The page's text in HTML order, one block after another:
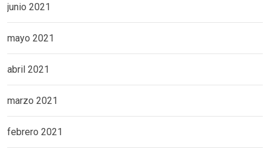
junio 2021
mayo 2021
abril 2021
marzo 2021
febrero 2021